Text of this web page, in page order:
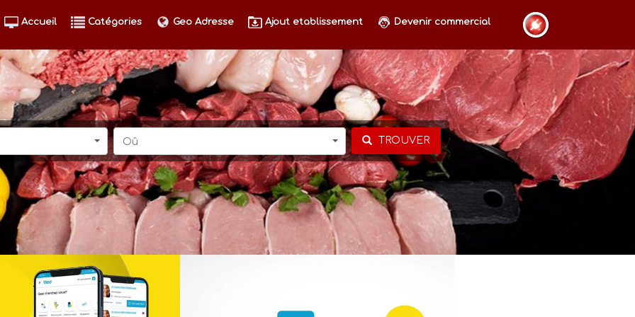
Accueil Catégories Geo Adresse Ajout etablissement Devenir commercial
Oû TROUVER